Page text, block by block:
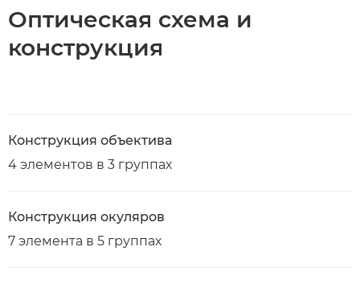
Оптическая схема и
конструкция
Конструкция объектива
4 элементов в 3 группах
Конструкция окуляров
7 элемента в 5 группах